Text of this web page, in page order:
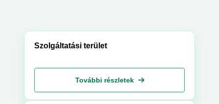
Szolgáltatási terület
További részletek